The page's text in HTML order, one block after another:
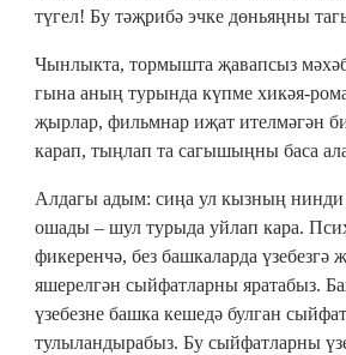
түгел! Бу тәҗрибә эчке дөньяңны
Чынлыкта, тормышта җавапсыз
гына аның турында күпме хикәя-
җырлар, фильмнар иҗат ителмәгән
карап, тыңлап та сагышыңны баса
Алдагы адым: сиңа ул кызның
ошады – шул турыда уйлап кара.
фикеренчә, без башкаларда үзебезгә
яшерелгән сыйфатларны яратабыз.
үзебезне башка кешедә булган
тулыландырабыз. Бу сыйфатларны